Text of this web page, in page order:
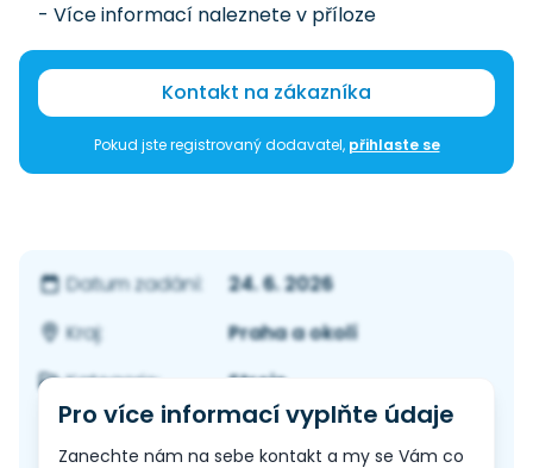
- Více informací naleznete v příloze
Kontakt na zákazníka
Pokud jste registrovaný dodavatel, přihlaste se
Datum zadání:
24. 6. 2026
Kraj:
Praha a okolí
Kategorie:
Stroje
Pro více informací vyplňte údaje
Zanechte nám na sebe kontakt a my se Vám co